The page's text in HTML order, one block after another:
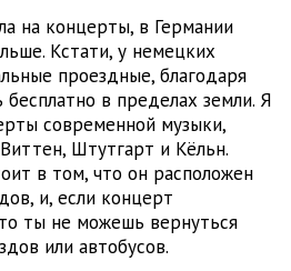
на концерты, в Германии
Кстати, у немецких
проездные, благодаря
в пределах земли. Я
современной музыки,
Штутгарт и Кёльн.
в том, что он расположен
и, если концерт
ты не можешь вернуться
или автобусов.